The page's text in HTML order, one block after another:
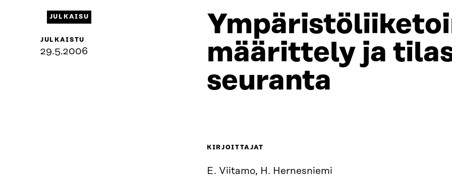
määrittely ja
seuranta
JULKAISU
JULKAISTU
29.5.2006
KIRJOITTAJAT
E. Viitamo, H. Hernesniemi